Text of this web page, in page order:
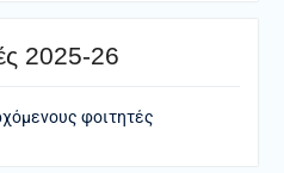
2025-26
φοιτητές